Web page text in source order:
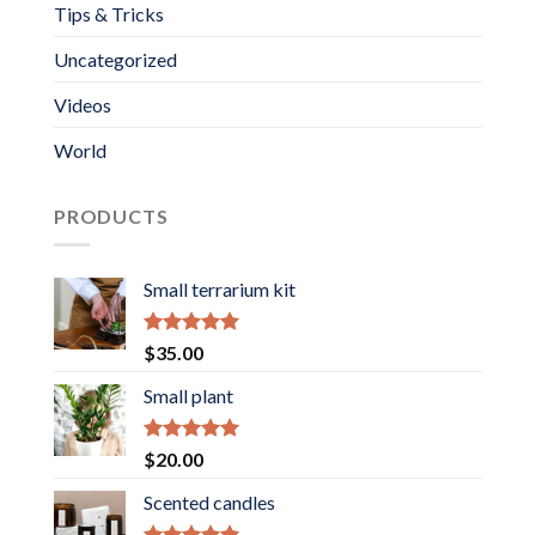
Tips & Tricks
Uncategorized
Videos
World
PRODUCTS
Small terrarium kit
Rated5.00
out of 5
$35.00
Small plant
Rated5.00
out of 5
$20.00
Scented candles